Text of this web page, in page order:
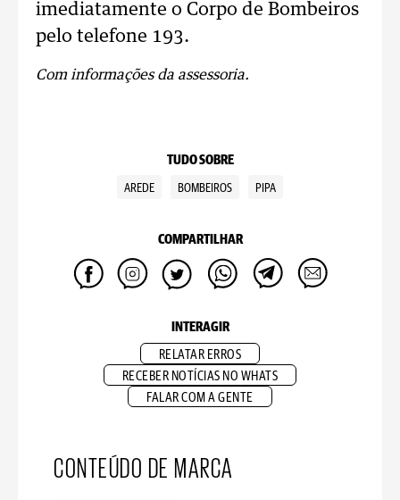
imediatamente o Corpo de Bombeiros
pelo telefone 193.
Com informações da assessoria.
TUDO SOBRE
AREDE BOMBEIROS PIPA
COMPARTILHAR
INTERAGIR
RELATAR ERROS
RECEBER NOTÍCIAS NO WHATS
FALAR COM A GENTE
CONTEÚDO DE MARCA